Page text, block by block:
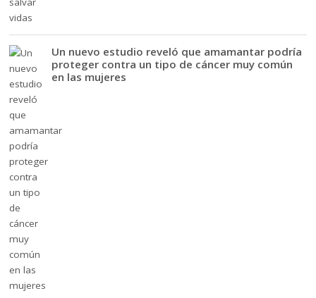
Un nuevo estudio reveló que amamantar podría
proteger contra un tipo de cáncer muy común
en las mujeres